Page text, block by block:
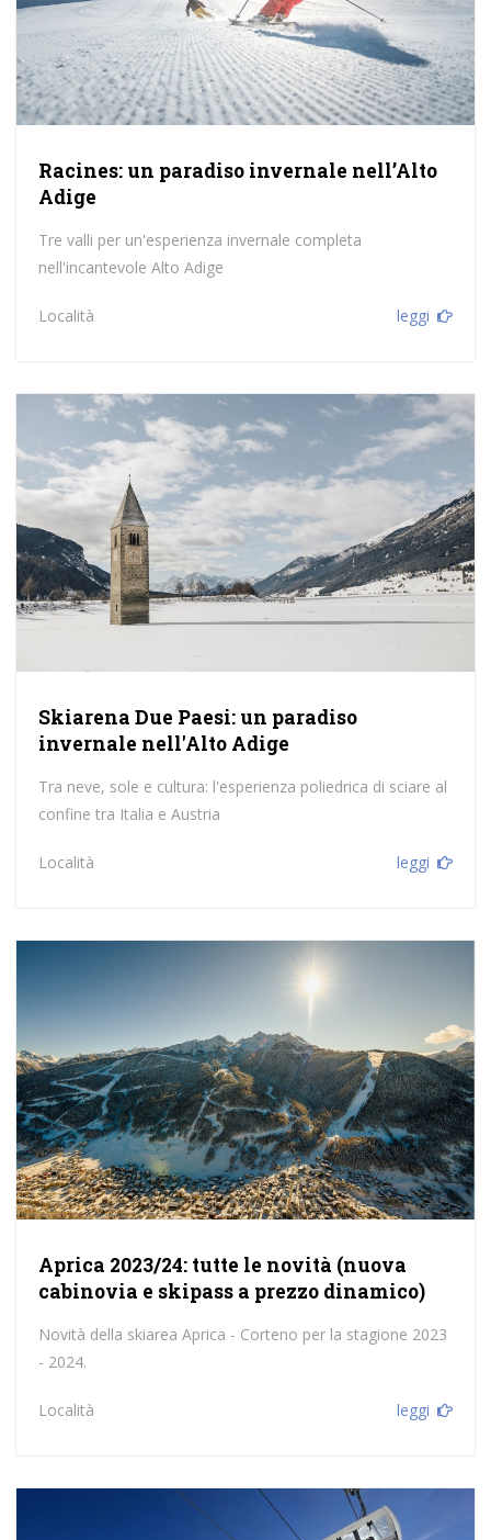
Racines: un paradiso invernale nell’Alto
Adige
Tre valli per un'esperienza invernale completa
nell'incantevole Alto Adige
Località leggi
Skiarena Due Paesi: un paradiso
invernale nell'Alto Adige
Tra neve, sole e cultura: l'esperienza poliedrica di sciare al
confine tra Italia e Austria
Località leggi
Aprica 2023/24: tutte le novità (nuova
cabinovia e skipass a prezzo dinamico)
Novità della skiarea Aprica - Corteno per la stagione 2023
- 2024.
Località leggi